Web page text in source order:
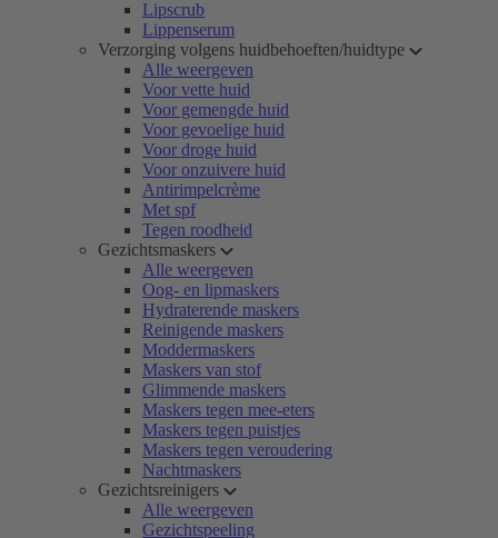
Lipscrub
Lippenserum
Verzorging volgens huidbehoeften/huidtype
Alle weergeven
Voor vette huid
Voor gemengde huid
Voor gevoelige huid
Voor droge huid
Voor onzuivere huid
Antirimpelcrème
Met spf
Tegen roodheid
Gezichtsmaskers
Alle weergeven
Oog- en lipmaskers
Hydraterende maskers
Reinigende maskers
Moddermaskers
Maskers van stof
Glimmende maskers
Maskers tegen mee-eters
Maskers tegen puistjes
Maskers tegen veroudering
Nachtmaskers
Gezichtsreinigers
Alle weergeven
Gezichtspeeling